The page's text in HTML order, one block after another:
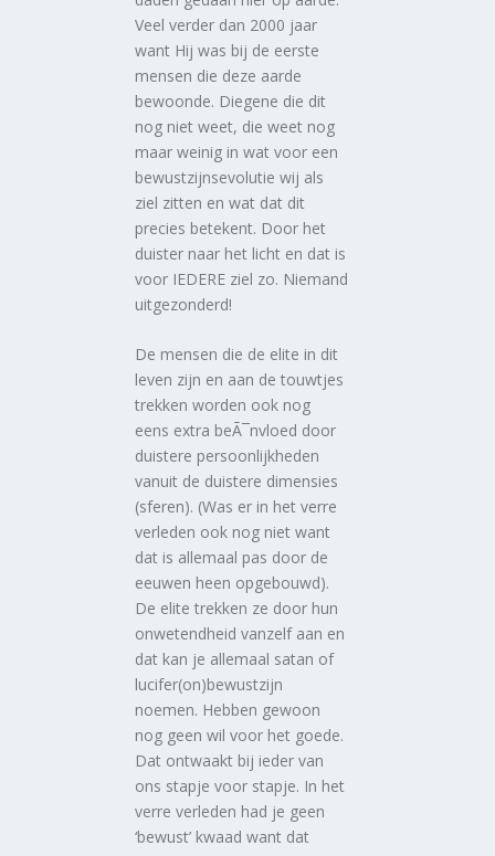
Veel verder dan 2000 jaar
want Hij was bij de eerste
mensen die deze aarde
bewoonde. Diegene die dit
nog niet weet, die weet nog
maar weinig in wat voor een
bewustzijnsevolutie wij als
ziel zitten en wat dat dit
precies betekent. Door het
duister naar het licht en dat is
voor IEDERE ziel zo. Niemand
uitgezonderd!
De mensen die de elite in dit
leven zijn en aan de touwtjes
trekken worden ook nog
eens extra beÃ¯nvloed door
duistere persoonlijkheden
vanuit de duistere dimensies
(sferen). (Was er in het verre
verleden ook nog niet want
dat is allemaal pas door de
eeuwen heen opgebouwd).
De elite trekken ze door hun
onwetendheid vanzelf aan en
dat kan je allemaal satan of
lucifer(on)bewustzijn
noemen. Hebben gewoon
nog geen wil voor het goede.
Dat ontwaakt bij ieder van
ons stapje voor stapje. In het
verre verleden had je geen
‘bewust’ kwaad want dat